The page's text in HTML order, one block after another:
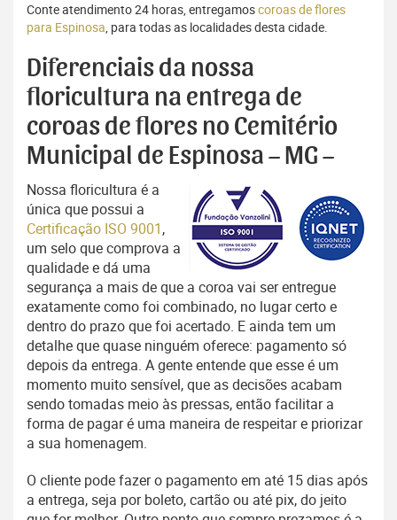
Conte atendimento 24 horas, entregamoscoroas de flores
para Espinosa, para todas as localidades desta cidade.
Diferenciais da nossa
floricultura na entrega de
coroas de flores no Cemitério
Municipal de Espinosa – MG –
Nossa floricultura é a
única que possui a
Certificação ISO 9001,
um selo que comprova a
qualidade e dá uma
segurança a mais de que a coroa vai ser entregue
exatamente como foi combinado, no lugar certo e
dentro do prazo que foi acertado. E ainda tem um
detalhe que quase ninguém oferece: pagamento só
depois da entrega. A gente entende que esse é um
momento muito sensível, que as decisões acabam
sendo tomadas meio às pressas, então facilitar a
forma de pagar é uma maneira de respeitar e priorizar
a sua homenagem.
O cliente pode fazer o pagamento em até 15 dias após
a entrega, seja por boleto, cartão ou até pix, do jeito